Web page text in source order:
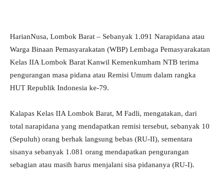
HarianNusa, Lombok Barat – Sebanyak 1.091 Narapidana atau
Warga Binaan Pemasyarakatan (WBP) Lembaga Pemasyarakatan
Kelas IIA Lombok Barat Kanwil Kemenkumham NTB terima
pengurangan masa pidana atau Remisi Umum dalam rangka
HUT Republik Indonesia ke-79.
Kalapas Kelas IIA Lombok Barat, M Fadli, mengatakan, dari
total narapidana yang mendapatkan remisi tersebut, sebanyak 10
(Sepuluh) orang berhak langsung bebas (RU-II), sementara
sisanya sebanyak 1.081 orang mendapatkan pengurangan
sebagian atau masih harus menjalani sisa pidananya (RU-I).